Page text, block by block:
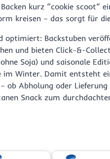
kurz “cookie scoot”
kreisen – das sorgt für
optimiert: Backstuben
und bieten Click-&-
Soja) und saisonale
im Winter. Damit entsteht
ob Abholung oder
Snack zum